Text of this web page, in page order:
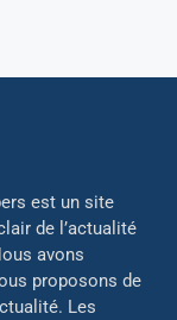
est un site
de l’actualité
avons
proposons de
Les